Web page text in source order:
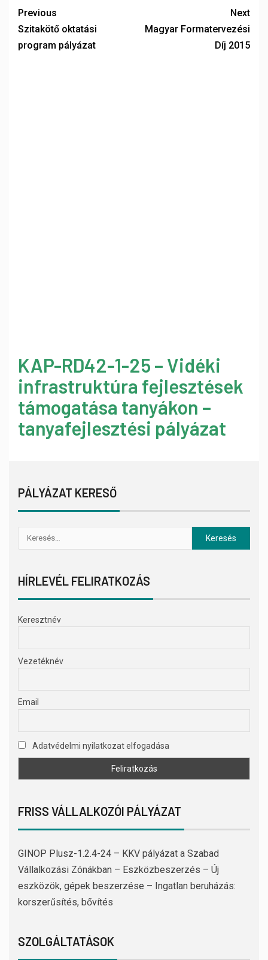
Previous
Szitakötő oktatási
program pályázat
Next
Magyar Formatervezési
Díj 2015
KAP-RD42-1-25 – Vidéki
infrastruktúra fejlesztések
támogatása tanyákon –
tanyafejlesztési pályázat
PÁLYÁZAT KERESŐ
HÍRLEVÉL FELIRATKOZÁS
Keresztnév
Vezetéknév
Email
Adatvédelmi nyilatkozat elfogadása
FRISS VÁLLALKOZÓI PÁLYÁZAT
GINOP Plusz-1.2.4-24 – KKV pályázat a Szabad
Vállalkozási Zónákban – Eszközbeszerzés – Új
eszközök, gépek beszerzése – Ingatlan beruházás:
korszerűsítés, bővítés
SZOLGÁLTATÁSOK